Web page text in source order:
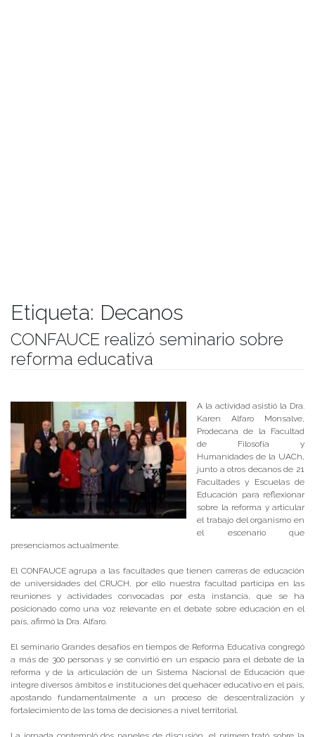
Etiqueta: Decanos
CONFAUCE realizó seminario sobre
reforma educativa
A la actividad asistió la Dra.
Karen Alfaro Monsalve,
Prodecana de la Facultad
de Filosofía y
Humanidades de la UACh,
junto a otros decanos de 21
Facultades y Escuelas de
Educación para reflexionar
sobre la reforma y articular
el trabajo del organismo en
el escenario que
presenciamos actualmente.
El CONFAUCE agrupa a las facultades que tienen carreras de educación
de universidades del CRUCH, por ello nuestra facultad participa en las
reuniones y actividades convocadas por esta instancia, que se ha
posicionado como una voz relevante en el debate sobre educación en el
país, afirmó la Dra. Alfaro.
El seminario Grandes desafíos en tiempos de Reforma Educativa congregó
a más de 300 personas y se convirtió en un espacio para el debate de la
reforma y de la articulación de un Sistema Nacional de Educación que
integre diversos ámbitos e instituciones del quehacer educativo en el país,
apostando fundamentalmente a un proceso de descentralización y
fortalecimiento de las toma de decisiones a nivel territorial.